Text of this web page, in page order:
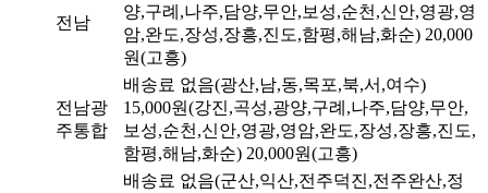
전남
양,구례,나주,담양,무안,보성,순천,신안,영광,영
암,완도,장성,장흥,진도,함평,해남,화순) 20,000
원(고흥)
전남광
주통합
배송료 없음(광산,남,동,목포,북,서,여수)
15,000원(강진,곡성,광양,구례,나주,담양,무안,
보성,순천,신안,영광,영암,완도,장성,장흥,진도,
함평,해남,화순) 20,000원(고흥)
배송료 없음(군산,익산,전주덕진,전주완산,정